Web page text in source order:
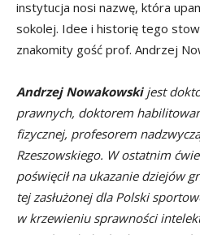
instytucja nosi nazwę, która
sokolej. Idee i historię tego
znakomity gość prof. Andrzej
Andrzej Nowakowskijest
prawnych, doktorem
fizycznej, profesorem
Rzeszowskiego. W ostatnim
poświęcił na ukazanie dziejów
tej zasłużonej dla Polski
w krzewieniu sprawności